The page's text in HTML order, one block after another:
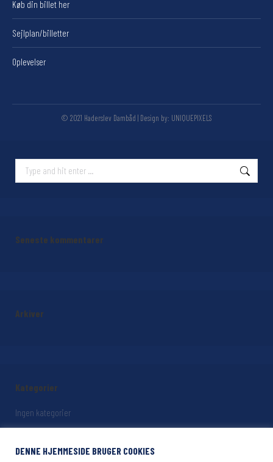
Køb din billet her
Sejlplan/billetter
Oplevelser
© 2021 Haderslev Dambåd | Design by: UNIQUEPIXELS
DENNE HJEMMESIDE BRUGER COOKIES
Search:
Seneste kommentarer
Arkiver
Kategorier
Ingen kategorier